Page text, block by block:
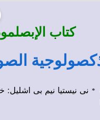
كتاب
* نى نيستيا نيم بى